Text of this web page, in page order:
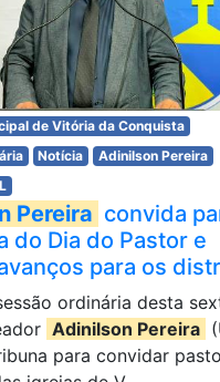
de Vitória da Conquista
Notícia
Adinilson Pereira
Pereira convida
do Dia do Pastor e
para os
ordinária desta
Adinilson Pereira
para convidar